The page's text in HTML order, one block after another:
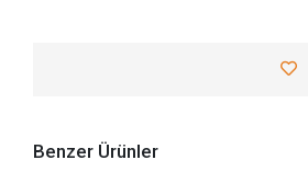
Benzer Ürünler